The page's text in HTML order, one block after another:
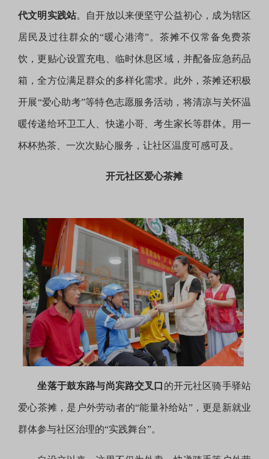
代文明实践站。自开放以来便坚守公益初心，成为辖区
居民及过往群众的“暖心港湾”。茶摊不仅常备免费茶
饮，更贴心设置充电、临时休息区域，并配备应急药品
箱，全方位满足群众的多样化需求。此外，茶摊还积极
开展“爱心助考”等特色志愿服务活动，将清凉与关怀温
暖传递给环卫工人、快递小哥、考生家长等群体。用一
杯杯热茶、一次次贴心服务，让社区温度可感可及。
开元社区爱心茶摊
坐落于鼓东路与尚宾路交叉口 的开元社区骑手驿站
爱心茶摊，是户外劳动者的“能量补给站”，更是新就业
群体参与社区治理的“实践舞台”。